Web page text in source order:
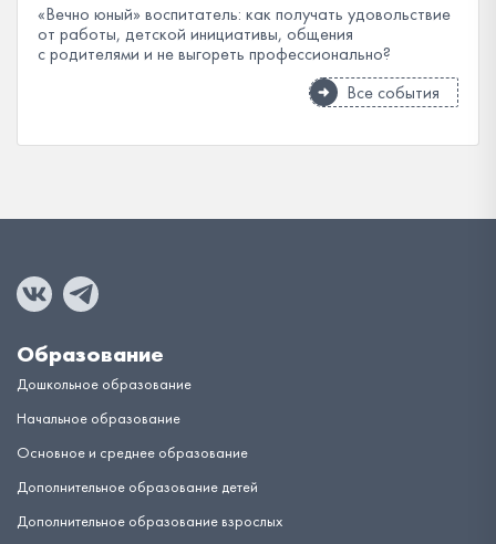
«Вечно юный» воспитатель: как получать удовольствие
от работы, детской инициативы, общения
с родителями и не выгореть профессионально?
Все события
Образование
Дошкольное образование
Начальное образование
Основное и среднее образование
Дополнительное образование детей
Дополнительное образование взрослых